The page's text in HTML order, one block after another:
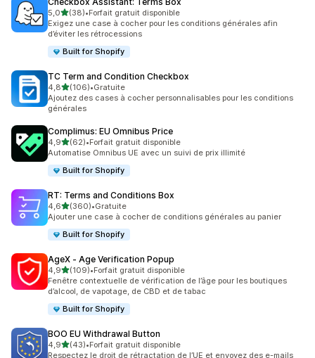
5,0étoile(s) sur 5
(38)
38 avis au total
•Forfait gratuit disponible
Exigez une case à cocher pour les conditions générales afin
d’éviter les rétrocessions
Built for Shopify
TC Term and Condition Checkbox
4,8étoile(s) sur 5
(106)
106 avis au total
•Gratuite
Ajoutez des cases à cocher personnalisables pour les conditions
générales
Complimus: EU Omnibus Price
4,9étoile(s) sur 5
(62)
62 avis au total
•Forfait gratuit disponible
Automatise Omnibus UE avec un suivi de prix illimité
Built for Shopify
RT: Terms and Conditions Box
4,6étoile(s) sur 5
(360)
360 avis au total
•Gratuite
Ajouter une case à cocher de conditions générales au panier
Built for Shopify
AgeX ‑ Age Verification Popup
4,9étoile(s) sur 5
(109)
109 avis au total
•Forfait gratuit disponible
Fenêtre contextuelle de vérification de l’âge pour les boutiques
d’alcool, de vapotage, de CBD et de tabac
Built for Shopify
BOO EU Withdrawal Button
4,9étoile(s) sur 5
(43)
43 avis au total
•Forfait gratuit disponible
Respectez le droit de rétractation de l’UE et envoyez des e-mails